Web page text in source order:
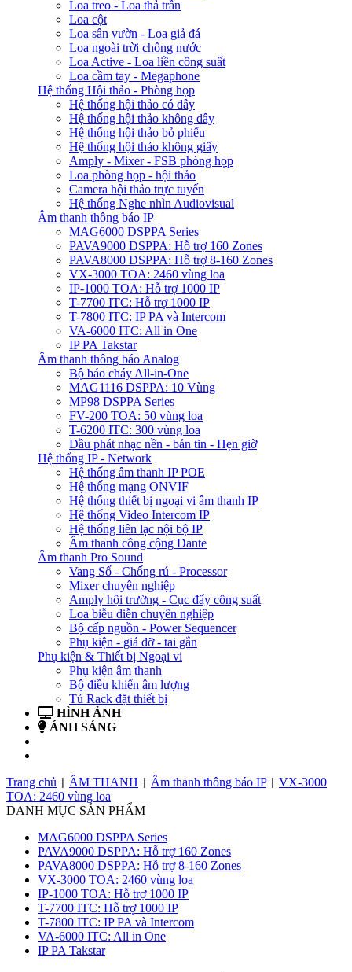
Loa treo - Loa thả trần
Loa cột
Loa sân vườn - Loa giả đá
Loa ngoài trời chống nước
Loa Active - Loa liền công suất
Loa cầm tay - Megaphone
Hệ thống Hội thảo - Phòng họp
Hệ thống hội thảo có dây
Hệ thống hội thảo không dây
Hệ thống hội thảo bỏ phiếu
Hệ thống hội thảo không giấy
Amply - Mixer - FSB phòng họp
Loa phòng họp - hội thảo
Camera hội thảo trực tuyến
Hệ thống Nghe nhìn Audiovisual
Âm thanh thông báo IP
MAG6000 DSPPA Series
PAVA9000 DSPPA: Hỗ trợ 160 Zones
PAVA8000 DSPPA: Hỗ trợ 8-160 Zones
VX-3000 TOA: 2460 vùng loa
IP-1000 TOA: Hỗ trợ 1000 IP
T-7700 ITC: Hỗ trợ 1000 IP
T-7800 ITC: IP PA và Intercom
VA-6000 ITC: All in One
IP PA Takstar
Âm thanh thông báo Analog
Bộ báo cháy All-in-One
MAG1116 DSPPA: 10 Vùng
MP98 DSPPA Series
FV-200 TOA: 50 vùng loa
T-6200 ITC: 300 vùng loa
Đầu phát nhạc nền - bản tin - Hẹn giờ
Hệ thống IP - Network
Hệ thống âm thanh IP POE
Hệ thống mạng ONVIF
Hệ thống thiết bị ngoại vi âm thanh IP
Hệ thống Video Intercom IP
Hệ thống liên lạc nội bộ IP
Âm thanh công cộng Dante
Âm thanh Pro Sound
Vang Số - Chống rú - Processor
Mixer chuyên nghiệp
Amply hội trường - Cục đẩy công suất
Loa biễu diễn chuyên nghiệp
Bộ cấp nguồn - Power Sequencer
Phụ kiện - giá đỡ - tai gắn
Phụ kiện & Thiết bị Ngoại vi
Phụ kiện âm thanh
Bộ điều khiển âm lượng
Tủ Rack đặt thiết bị
HÌNH ẢNH
ÁNH SÁNG
Trang chủ
ÂM THANH Âm thanh thông báo IP
VX-3000
TOA: 2460 vùng loa
DANH MỤC SẢN PHẨM
MAG6000 DSPPA Series
PAVA9000 DSPPA: Hỗ trợ 160 Zones
PAVA8000 DSPPA: Hỗ trợ 8-160 Zones
VX-3000 TOA: 2460 vùng loa
IP-1000 TOA: Hỗ trợ 1000 IP
T-7700 ITC: Hỗ trợ 1000 IP
T-7800 ITC: IP PA và Intercom
VA-6000 ITC: All in One
IP PA Takstar